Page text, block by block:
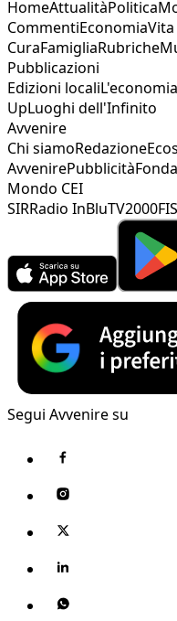
HomeAttualitàPolitica
CommentiEconomia
CuraFamigliaRubriche
Pubblicazioni
Edizioni locali
UpLuoghi dell'Infinito
Avvenire
Chi siamoRedazione
AvvenirePubblicità
Mondo CEI
SIRRadio InBluTV2000
Segui Avvenire su